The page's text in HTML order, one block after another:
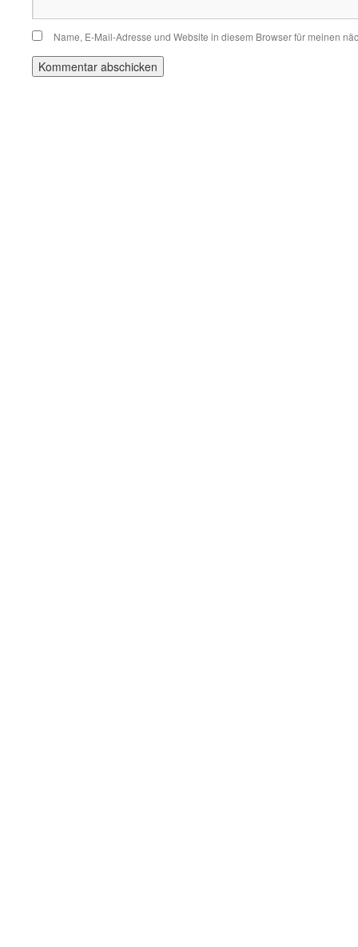
Name, E-Mail-Adresse und Website in diesem Browser für meinen